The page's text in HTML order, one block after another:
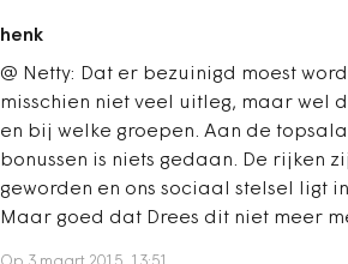
henk
@ Netty: Dat er bezuinigd moest
misschien niet veel uitleg, maar wel
en bij welke groepen. Aan de
bonussen is niets gedaan. De rijken
geworden en ons sociaal stelsel ligt
Maar goed dat Drees dit niet meer